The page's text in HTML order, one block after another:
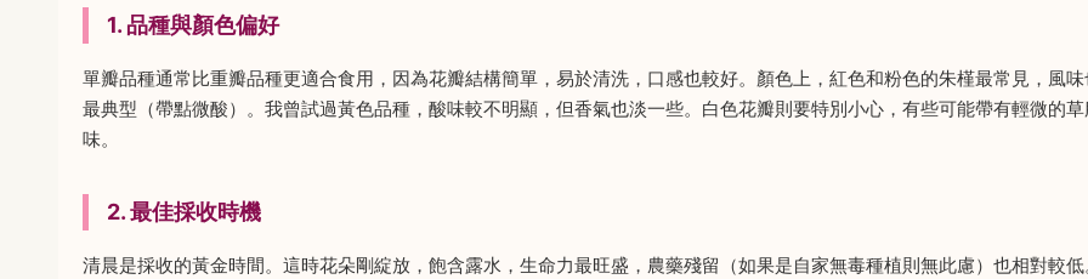
1. 品種與顏色偏好
單瓣品種通常比重瓣品種更適合食用，因為花瓣結構簡單，易於清洗，口感也較好。顏色上，紅色和粉色的朱槿最常見，風
最典型（帶點微酸）。我曾試過黃色品種，酸味較不明顯，但香氣也淡一些。白色花瓣則要特別小心，有些可能帶有輕微的
味。
2. 最佳採收時機
清晨是採收的黃金時間。這時花朵剛綻放，飽含露水，生命力最旺盛，農藥殘留（如果是自家無毒種植則無此慮）也相對較